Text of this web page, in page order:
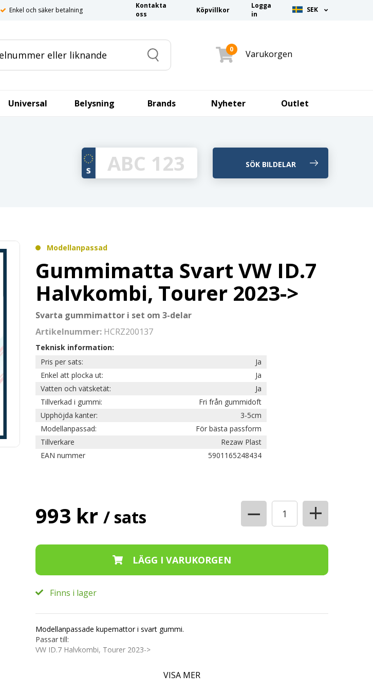
Enkel och säker betalning
Kontakta
oss
Köpvillkor
Logga
in
SEK
Search
0 Varukorgen
Universal Belysning Brands Nyheter Outlet
Modellanpassad
Gummimatta Svart VW ID.7
Halvkombi, Tourer 2023->
Svarta gummimattor i set om 3-delar
Artikelnummer: HCRZ200137
Teknisk information:
Pris per sats:
Ja
Enkel att plocka ut:
Ja
Vatten och vätsketät:
Ja
Tillverkad i gummi:
Fri från gummidoft
Upphöjda kanter:
3-5cm
Modellanpassad:
För bästa passform
Tillverkare
Rezaw Plast
EAN nummer
5901165248434
993 kr / sats − +
Finns i lager
Modellanpassade kupemattor i svart gummi.
Passar till:
VW ID.7 Halvkombi, Tourer 2023->
Modellanpassade kupemattor till VW ID.7 Halvkombi, Tourer 2023->
Från det Polska företaget Rezaw-Plast.VISA MER